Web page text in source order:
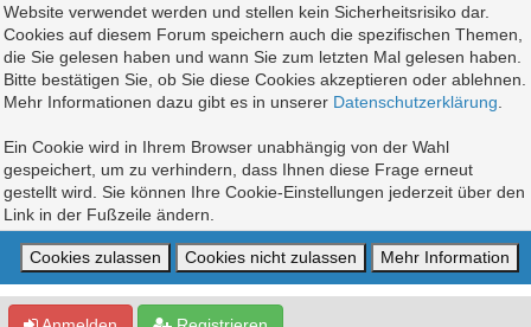
Website verwendet werden und stellen kein Sicherheitsrisiko dar.
Cookies auf diesem Forum speichern auch die spezifischen Themen,
die Sie gelesen haben und wann Sie zum letzten Mal gelesen haben.
Bitte bestätigen Sie, ob Sie diese Cookies akzeptieren oder ablehnen.
Mehr Informationen dazu gibt es in unserer Datenschutzerklärung
Ein Cookie wird in Ihrem Browser unabhängig von der Wahl
gespeichert, um zu verhindern, dass Ihnen diese Frage erneut
gestellt wird. Sie können Ihre Cookie-Einstellungen jederzeit über den
Link in der Fußzeile ändern.